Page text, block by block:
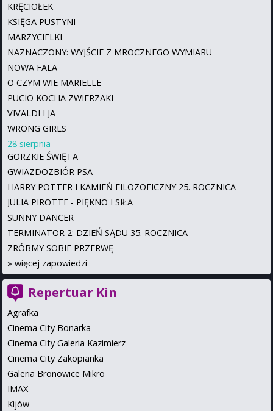
KRĘCIOŁEK
KSIĘGA PUSTYNI
MARZYCIELKI
NAZNACZONY: WYJŚCIE Z MROCZNEGO WYMIARU
NOWA FALA
O CZYM WIE MARIELLE
PUCIO KOCHA ZWIERZAKI
VIVALDI I JA
WRONG GIRLS
28 sierpnia
GORZKIE ŚWIĘTA
GWIAZDOZBIÓR PSA
HARRY POTTER I KAMIEŃ FILOZOFICZNY 25. ROCZNICA
JULIA PIROTTE - PIĘKNO I SIŁA
SUNNY DANCER
TERMINATOR 2: DZIEŃ SĄDU 35. ROCZNICA
ZRÓBMY SOBIE PRZERWĘ
» więcej zapowiedzi
Repertuar Kin
Agrafka
Cinema City Bonarka
Cinema City Galeria Kazimierz
Cinema City Zakopianka
Galeria Bronowice Mikro
IMAX
Kijów